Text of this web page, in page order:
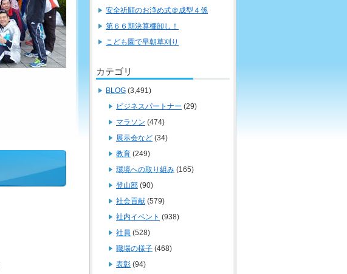
安全祈願のお浄め式＠成型４係
第６６期決算棚卸し！
こども園で早朝草刈り
カテゴリ
BLOG (3,491)
ビジネスパートナー (29)
マラソン (474)
展示会など (34)
教育 (249)
環境への取り組み (165)
登山部 (90)
社会貢献 (579)
社内イベント (938)
社員 (528)
職場の様子 (468)
表彰 (94)